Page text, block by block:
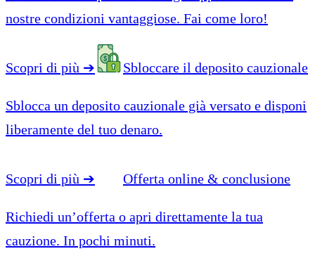
nostre condizioni vantaggiose. Fai come loro!
Scopri di più ➔ Sbloccare il deposito cauzionale
Sblocca un deposito cauzionale già versato e disponi
liberamente del tuo denaro.
Scopri di più ➔ Offerta online & conclusione
Richiedi un’offerta o apri direttamente la tua
cauzione. In pochi minuti.